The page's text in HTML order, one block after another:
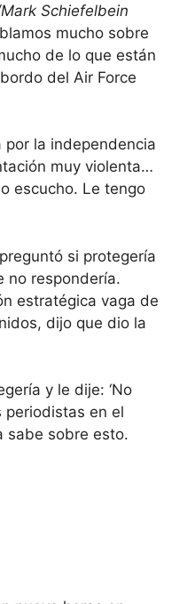
Schiefelbein
mucho sobre
de lo que están
del Air Force
por la independencia
muy violenta…
escucho. Le tengo
si protegería
no respondería.
estratégica vaga de
dijo que dio la
y le dije: ‘No
periodistas en el
sabe sobre esto.